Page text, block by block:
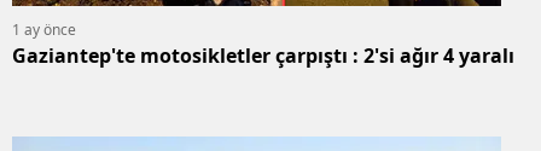
1 ay önce
Gaziantep'te motosikletler çarpıştı : 2'si ağır 4 yaralı